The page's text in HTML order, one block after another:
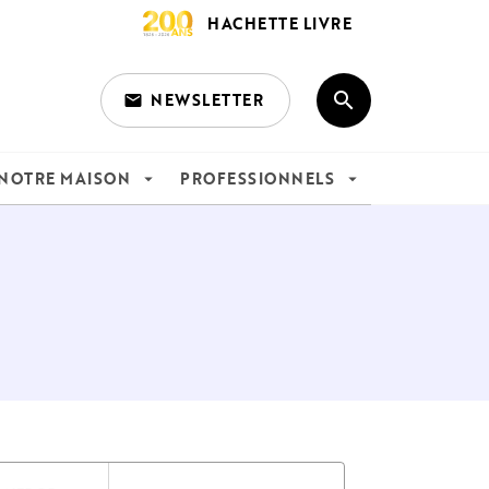
HACHETTE LIVRE
email NEWSLETTER search
MAISON arrow_drop_down PROFESSIONNELS arrow_drop_down